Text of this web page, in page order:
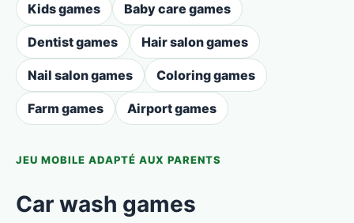
Kids games Baby care games
Dentist games Hair salon games
Nail salon games Coloring games
Farm games Airport games
JEU MOBILE ADAPTÉ AUX PARENTS
Car wash games